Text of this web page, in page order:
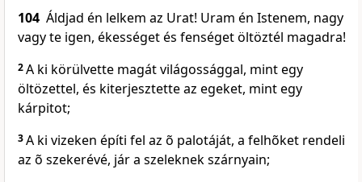
104 Áldjad én lelkem az Urat! Uram én Istenem, nagy
vagy te igen, ékességet és fenséget öltöztél magadra!
2A ki körülvette magát világossággal, mint egy
öltözettel, és kiterjesztette az egeket, mint egy
kárpitot;
3A ki vizeken építi fel az õ palotáját, a felhõket rendeli
az õ szekerévé, jár a szeleknek szárnyain;